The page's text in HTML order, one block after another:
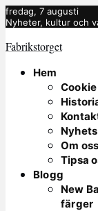
fredag, 7 augusti
Nyheter, kultur och
Fabrikstorget
Hem
Om oss
Tipsa
Blogg
New
färger